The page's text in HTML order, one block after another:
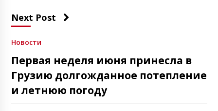
Next Post
Новости
Первая неделя июня принесла в
Грузию долгожданное потепление
и летнюю погоду